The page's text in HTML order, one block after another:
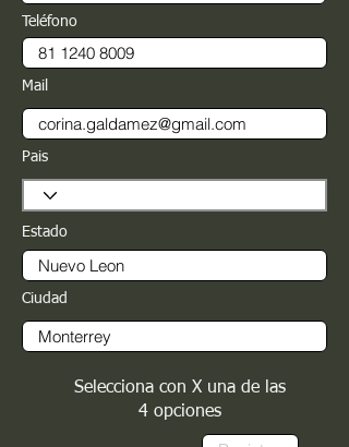
Teléfono
Mail
Pais
Estado
Ciudad
Selecciona con X una de las
4 opciones